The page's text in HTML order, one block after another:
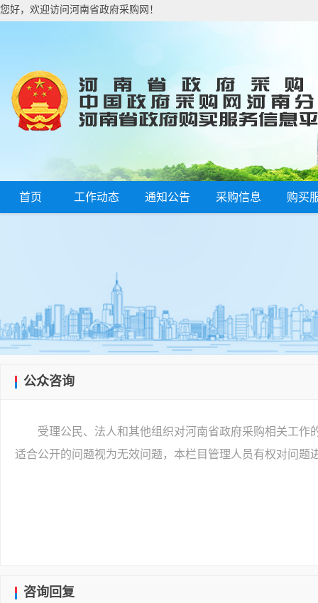
您好，欢迎访问河南省政府采购网！
首页 工作动态 通知公告 采购信息 购买
公众咨询
受理公民、法人和其他组织对河南省政府采购相关工
适合公开的问题视为无效问题，本栏目管理人员有权对问题
咨询回复